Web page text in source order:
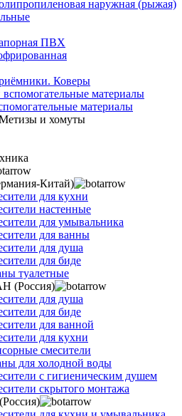
наружная (рыжая)
ПВХ
Коверы
материалы
и хомуты
Китай)
для кухни
настенные
для умывальника
для ванны
для душа
для биде
туалетные
(Россия)
для душа
для биде
для ванной
для кухни
смесители
для холодной воды
с гигиеническим душем
скрытого монтажа